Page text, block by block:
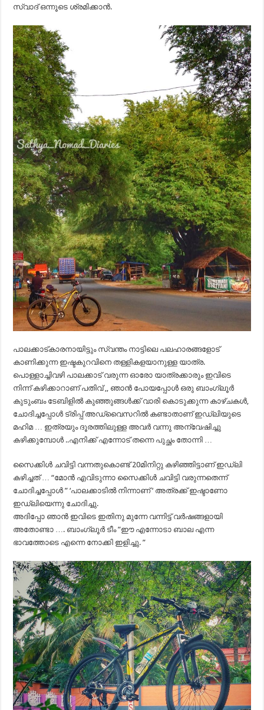
സ്വാദ് ഒന്നൂടെ ശ്രമിക്കാൻ.
പാലക്കാട്കാരനായിട്ടും സ്വന്തം നാട്ടിലെ പലഹാരങ്ങളോട്
കാണിക്കുന്ന ഇഷ്ടകുറവിനെ തള്ളികളയാനുള്ള യാത്ര.
പൊള്ളാച്ചിവഴി പാലക്കാട് വരുന്ന ഓരോ യാത്രക്കാരും ഇവിടെ
നിന്ന് കഴിക്കാറാണ് പതിവ് ,, ഞാൻ പോയപ്പോൾ ഒരു ബാംഗ്ലൂർ
കുടുംബം ടേബിളിൽ കുഞ്ഞുങ്ങൾക്ക് വാരി കൊടുക്കുന്ന കാഴ്ചകൾ,
ചോദിച്ചപ്പോൾ ട്രിപ്പ് അഡ്വൈസറിൽ കണ്ടാതാണ് ഇഡ്‌ലിയുടെ
മഹിമ … ഇത്രയും ദൂരത്തിലുള്ള അവർ വന്നു അന്വേഷിച്ചു
കഴിക്കുമ്പോൾ ..എനിക്ക് എന്നോട് തന്നെ പുച്ഛം തോന്നി …
സൈക്കിൾ ചവിട്ടി വന്നതുകൊണ്ട് 20മിനിറ്റു കഴിഞ്ഞിട്ടാണ്‌ ഇഡ്‌ലി
കഴിച്ചത് … “മോൻ എവിടുന്നാ സൈക്കിൾ ചവിട്ടി വരുന്നതെന്ന്
ചോദിച്ചപ്പോൾ ” ‘പാലക്കാടിൽ നിന്നാണ് ‘ അത്രക്ക് ഇഷ്ടാണോ
ഇഡ്‌ലിയെന്നു ചോദിച്ചു.
അദിപ്പോ ഞാൻ ഇവിടെ ഇതിനു മുന്നേ വന്നിട്ട് വർഷങ്ങളായി
അതോണ്ടാ …. ബാംഗ്ലൂർ ടീം ”ഈ എന്നോടാ ബാല എന്ന
ഭാവത്തോടെ എന്നെ നോക്കി ഇളിച്ചു. ”